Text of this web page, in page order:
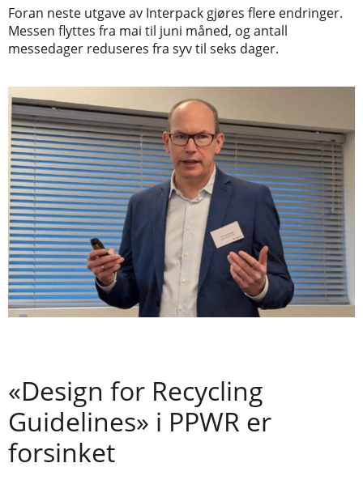
Foran neste utgave av Interpack gjøres flere endringer.
Messen flyttes fra mai til juni måned, og antall
messedager reduseres fra syv til seks dager.
«Design for Recycling
Guidelines» i PPWR er
forsinket